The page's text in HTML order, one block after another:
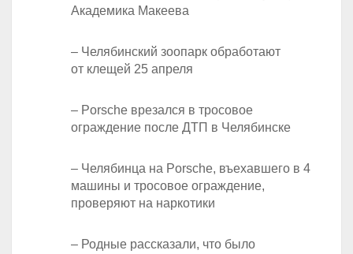
Академика Макеева
– Челябинский зоопарк обработают
от клещей 25 апреля
– Porsche врезался в тросовое
ограждение после ДТП в Челябинске
– Челябинца на Porsche, въехавшего в 4
машины и тросовое ограждение,
проверяют на наркотики
– Родные рассказали, что было